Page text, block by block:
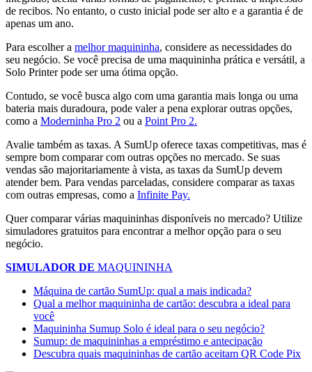
de recibos. No entanto, o custo inicial pode ser alto e a garantia é de
apenas um ano.
Para escolher a melhor maquininha, considere as necessidades do
seu negócio. Se você precisa de uma maquininha prática e versátil, a
Solo Printer pode ser uma ótima opção.
Contudo, se você busca algo com uma garantia mais longa ou uma
bateria mais duradoura, pode valer a pena explorar outras opções,
como a Moderninha Pro 2 ou a Point Pro 2.
Avalie também as taxas. A SumUp oferece taxas competitivas, mas é
sempre bom comparar com outras opções no mercado. Se suas
vendas são majoritariamente à vista, as taxas da SumUp devem
atender bem. Para vendas parceladas, considere comparar as taxas
com outras empresas, como a Infinite Pay.
Quer comparar várias maquininhas disponíveis no mercado? Utilize
simuladores gratuitos para encontrar a melhor opção para o seu
negócio.
SIMULADOR DE MAQUININHA
Máquina de cartão SumUp: qual a mais indicada?
Qual a melhor maquininha de cartão: descubra a ideal para
você
Maquininha Sumup Solo é ideal para o seu negócio?
Sumup: de maquininhas a empréstimo e antecipação
Descubra quais maquininhas de cartão aceitam QR Code Pix